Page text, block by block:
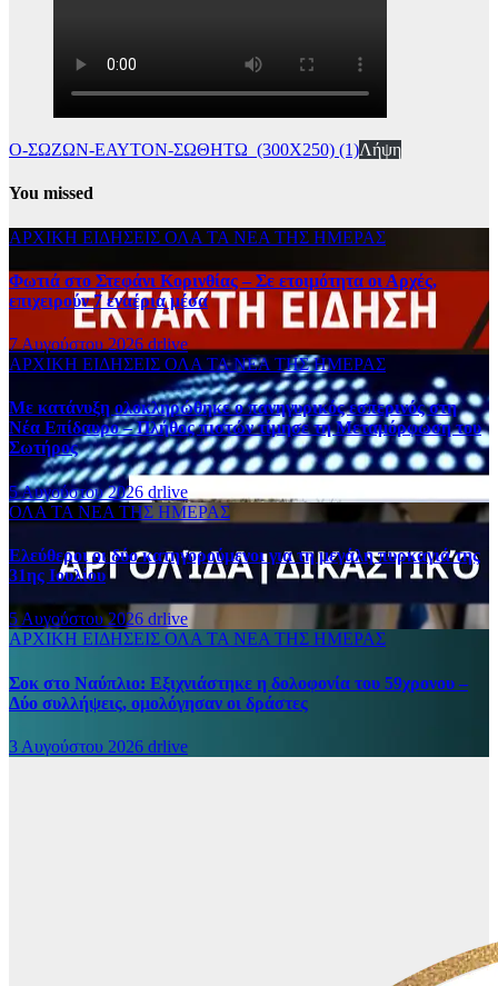
Ο-ΣΩΖΩΝ-ΕΑΥΤΟΝ-ΣΩΘΗΤΩ_(300Χ250) (1)Λήψη
You missed
ΑΡΧΙΚΗ ΕΙΔΗΣΕΙΣ ΟΛΑ ΤΑ ΝΕΑ ΤΗΣ ΗΜΕΡΑΣ
Φωτιά στο Στεφάνι Κορινθίας – Σε ετοιμότητα οι Αρχές,
επιχειρούν 7 εναέρια μέσα
7 Αυγούστου 2026drlive
ΑΡΧΙΚΗ ΕΙΔΗΣΕΙΣ ΟΛΑ ΤΑ ΝΕΑ ΤΗΣ ΗΜΕΡΑΣ
Με κατάνυξη ολοκληρώθηκε ο πανηγυρικός εσπερινός στη
Νέα Επίδαυρο – Πλήθος πιστών τίμησε τη Μεταμόρφωση του
Σωτήρος
5 Αυγούστου 2026 drlive
ΟΛΑ ΤΑ ΝΕΑ ΤΗΣ ΗΜΕΡΑΣ
Ελεύθεροι οι δύο κατηγορούμενοι για τη μεγάλη πυρκαγιά της
31ης Ιουλίου
5 Αυγούστου 2026 drlive
ΑΡΧΙΚΗ ΕΙΔΗΣΕΙΣ ΟΛΑ ΤΑ ΝΕΑ ΤΗΣ ΗΜΕΡΑΣ
Σοκ στο Ναύπλιο: Εξιχνιάστηκε η δολοφονία του 59χρονου –
Δύο συλλήψεις, ομολόγησαν οι δράστες
3 Αυγούστου 2026 drlive